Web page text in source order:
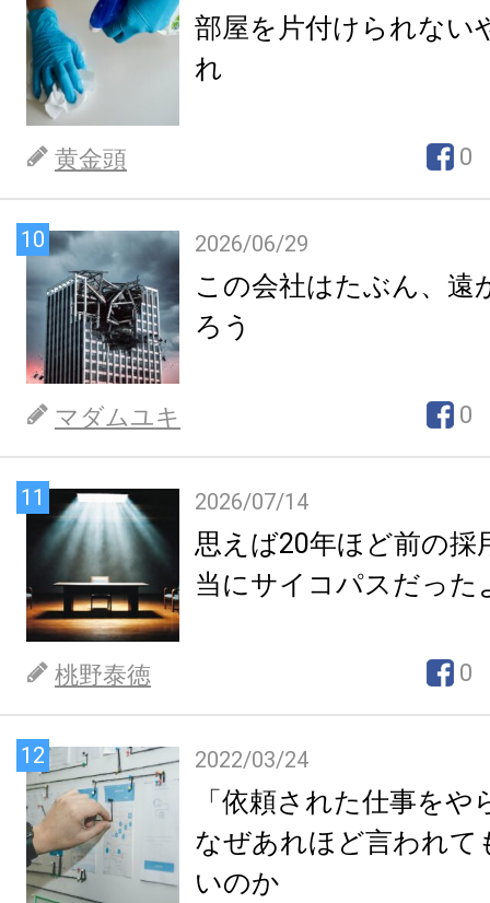
部屋を片付けられない
れ
黄金頭 0
10 2026/06/29
この会社はたぶん、遠
ろう
マダムユキ 0
11 2026/07/14
思えば20年ほど前の採
当にサイコパスだった
桃野泰徳 0
12 2022/03/24
「依頼された仕事を
なぜあれほど言われて
いのか